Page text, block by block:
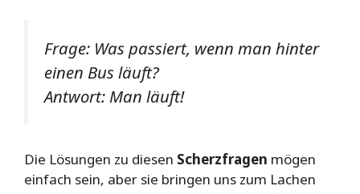
Frage: Was passiert, wenn man hinter
einen Bus läuft?
Antwort: Man läuft!
Die Lösungen zu diesen Scherzfragen mögen
einfach sein, aber sie bringen uns zum Lachen